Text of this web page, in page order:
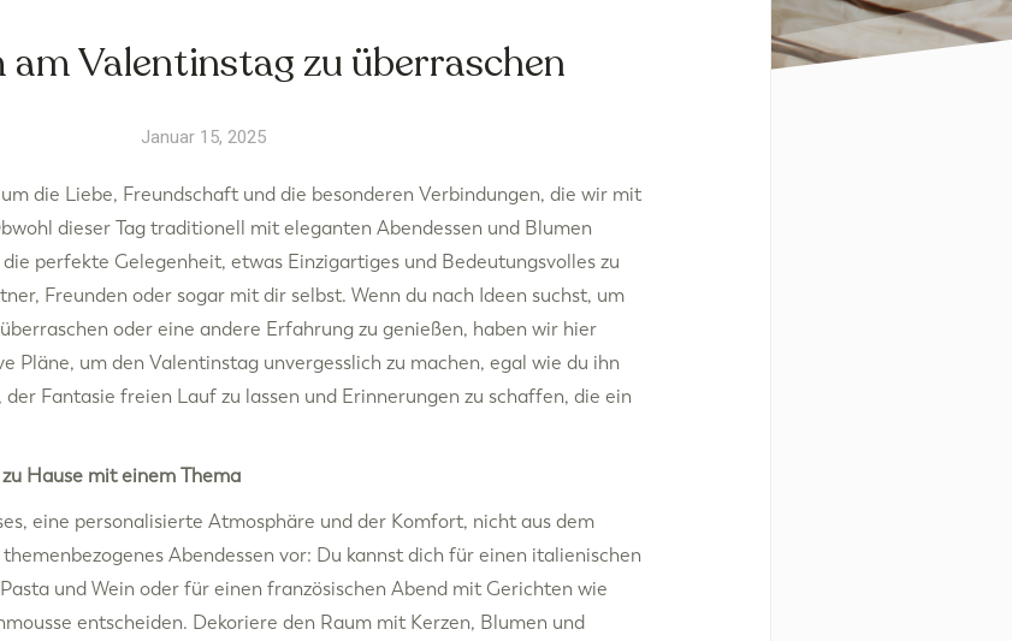
am Valentinstag zu überraschen
Januar 15, 2025
die Liebe, Freundschaft und die besonderen Verbindungen, die wir mit
dieser Tag traditionell mit eleganten Abendessen und Blumen
perfekte Gelegenheit, etwas Einzigartiges und Bedeutungsvolles zu
Freunden oder sogar mit dir selbst. Wenn du nach Ideen suchst, um
oder eine andere Erfahrung zu genießen, haben wir hier
Pläne, um den Valentinstag unvergesslich zu machen, egal wie du ihn
Fantasie freien Lauf zu lassen und Erinnerungen zu schaffen, die ein
Hause mit einem Thema
eine personalisierte Atmosphäre und der Komfort, nicht aus dem
Abendessen vor: Du kannst dich für einen italienischen
und Wein oder für einen französischen Abend mit Gerichten wie
entscheiden. Dekoriere den Raum mit Kerzen, Blumen und